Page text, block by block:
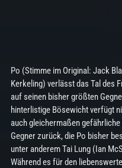
Po (Stimme im Original: Jack
Kerkeling) verlässt das Tal des
auf seinen bisher größten
hinterlistige Bösewicht verfügt
auch gleichermaßen
Gegner zurück, die Po bisher
unter anderem Tai Lung (Ian
Während es für den